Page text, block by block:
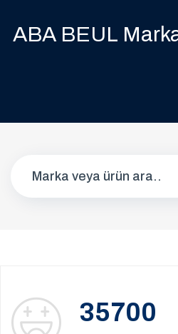
ABA BEUL
35700